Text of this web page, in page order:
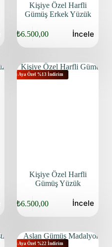
Kişiye Özel Harfli
Gümüş Erkek Yüzük
₺6.500,00 İncele
Bu Aya Özel %13 İndirim
Kişiye Özel Harfli
Gümüş Yüzük
₺6.500,00 İncele
Bu Aya Özel %22 İndirim